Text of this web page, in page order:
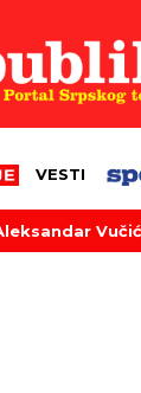
VESTI
Vučić